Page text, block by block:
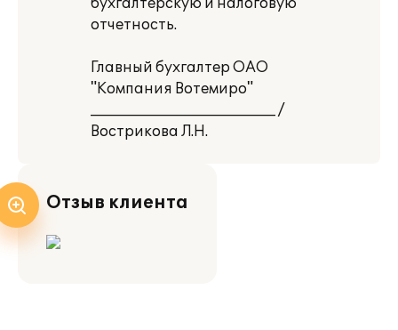
бухгалтерскую и налоговую
отчетность.
Главный бухгалтер ОАО
"Компания Вотемиро"
__________________________ /
Вострикова Л.Н.
Отзыв клиента